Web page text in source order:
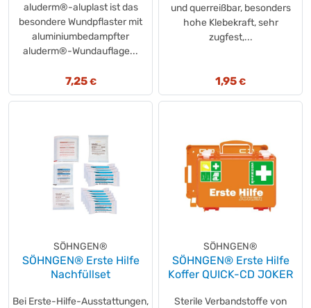
aluderm®-aluplast ist das
besondere Wundpflaster mit
aluminiumbedampfter
aluderm®-Wundauflage...
7,25€
und querreißbar, besonders
hohe Klebekraft, sehr
zugfest,...
1,95 €
SÖHNGEN®
SÖHNGEN® Erste Hilfe
Nachfüllset
Bei Erste-Hilfe-Ausstattungen,
SÖHNGEN®
SÖHNGEN® Erste Hilfe
Koffer QUICK-CD JOKER
Sterile Verbandstoffe von